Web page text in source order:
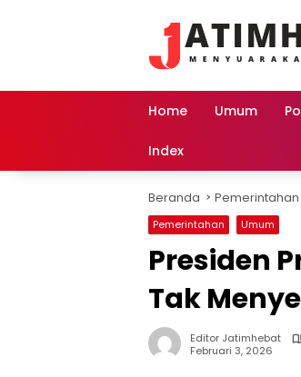
Home Umum
Index
Beranda Pemerintahan
Pemerintahan Umum
Presiden
Tak
Editor Jatimhebat
Februari 3, 2026